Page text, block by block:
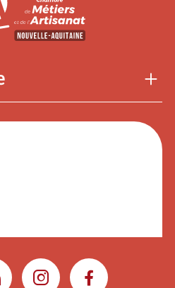
INSTAGRAMFACEBOOK